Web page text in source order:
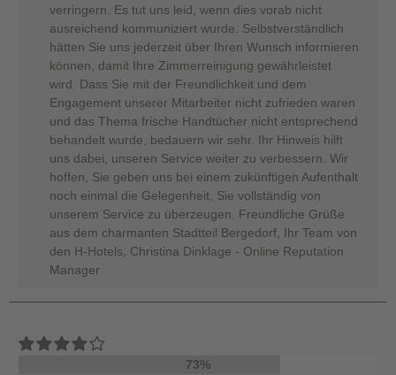
verringern. Es tut uns leid, wenn dies vorab nicht
ausreichend kommuniziert wurde. Selbstverständlich
hätten Sie uns jederzeit über Ihren Wunsch informieren
können, damit Ihre Zimmerreinigung gewährleistet
wird. Dass Sie mit der Freundlichkeit und dem
Engagement unserer Mitarbeiter nicht zufrieden waren
und das Thema frische Handtücher nicht entsprechend
behandelt wurde, bedauern wir sehr. Ihr Hinweis hilft
uns dabei, unseren Service weiter zu verbessern. Wir
hoffen, Sie geben uns bei einem zukünftigen Aufenthalt
noch einmal die Gelegenheit, Sie vollständig von
unserem Service zu überzeugen. Freundliche Grüße
aus dem charmanten Stadtteil Bergedorf, Ihr Team von
den H-Hotels, Christina Dinklage - Online Reputation
Manager
73%